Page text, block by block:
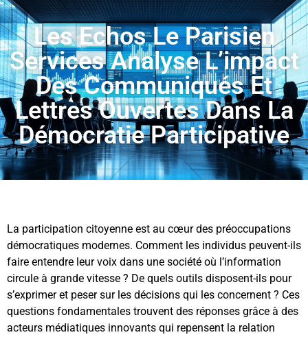
Les Echos Le Parisien
Services Analyse L’impact
Des Communiqués Et
Lettres Ouvertes Dans La
Démocratie Participative
La participation citoyenne est au cœur des préoccupations
démocratiques modernes. Comment les individus peuvent-ils
faire entendre leur voix dans une société où l’information
circule à grande vitesse ? De quels outils disposent-ils pour
s’exprimer et peser sur les décisions qui les concernent ? Ces
questions fondamentales trouvent des réponses grâce à des
acteurs médiatiques innovants qui repensent la relation